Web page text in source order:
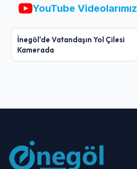
YouTube Videolarımız
İnegöl'de Vatandaşın Yol Çilesi
Kamerada